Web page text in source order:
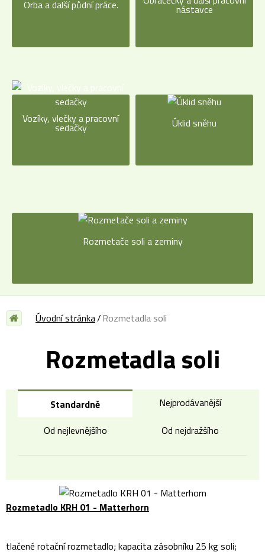
Orba a další půdní práce. nástavce
Vozíky, vlečky a pracovní
sedačky Úklid sněhu
Rozmetače soli a zeminy
Úvodní stránka Rozmetadla soli
Rozmetadla soli
Standardně
Nejprodávanější
Od nejlevnějšího
Od nejdražšího
Rozmetadlo KRH 01 - Matterhorn
tlačené rotační rozmetadlo; kapacita zásobníku 25 kg soli;